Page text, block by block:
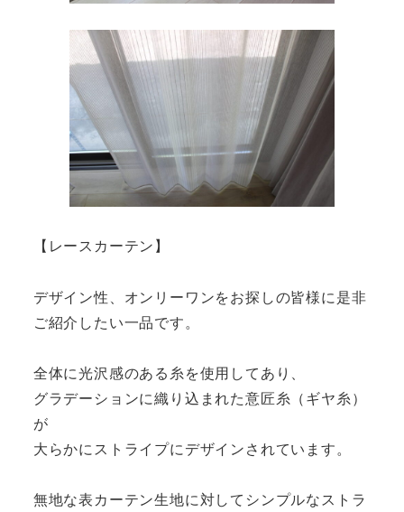
【レースカーテン】
デザイン性、オンリーワンをお探しの皆様に是非
ご紹介したい一品です。
全体に光沢感のある糸を使用してあり、
グラデーションに織り込まれた意匠糸（ギヤ糸）
が
大らかにストライプにデザインされています。
無地な表カーテン生地に対してシンプルなストラ